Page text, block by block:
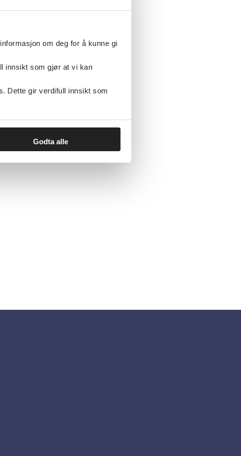
om deg for å kunne gi
innsikt som gjør at vi kan
Dette gir verdifull innsikt som
Godta alle
»